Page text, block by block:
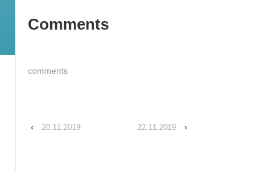
Comments
comments
‹ 20.11.2019 22.11.2019 ›